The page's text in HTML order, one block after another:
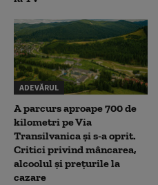
ADEVĂRUL
A parcurs aproape 700 de
kilometri pe Via
Transilvanica și s-a oprit.
Critici privind mâncarea,
alcoolul și prețurile la
cazare